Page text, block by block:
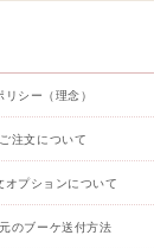
リシー（理念）
ご注文について
オプションについて
のブーケ送付方法